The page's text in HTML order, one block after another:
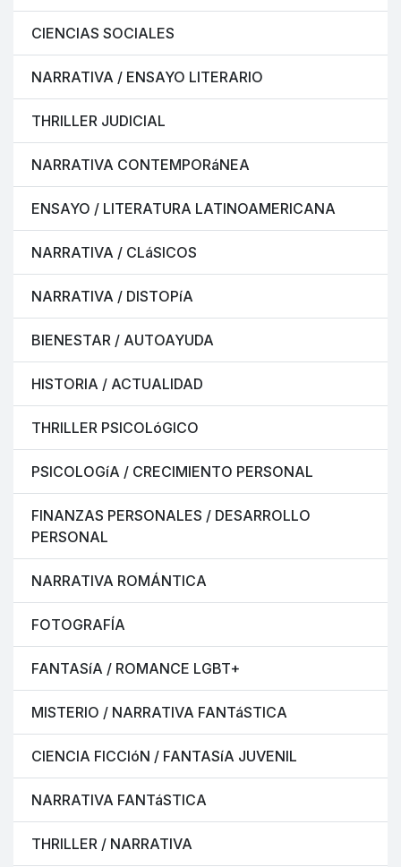
CIENCIAS SOCIALES
NARRATIVA / ENSAYO LITERARIO
THRILLER JUDICIAL
NARRATIVA CONTEMPORáNEA
ENSAYO / LITERATURA LATINOAMERICANA
NARRATIVA / CLáSICOS
NARRATIVA / DISTOPíA
BIENESTAR / AUTOAYUDA
HISTORIA / ACTUALIDAD
THRILLER PSICOLóGICO
PSICOLOGíA / CRECIMIENTO PERSONAL
FINANZAS PERSONALES / DESARROLLO
PERSONAL
NARRATIVA ROMÁNTICA
FOTOGRAFÍA
FANTASíA / ROMANCE LGBT+
MISTERIO / NARRATIVA FANTáSTICA
CIENCIA FICCIóN / FANTASíA JUVENIL
NARRATIVA FANTáSTICA
THRILLER / NARRATIVA